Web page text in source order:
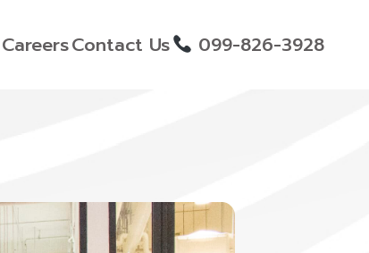
CareersContact Us 099-826-3928